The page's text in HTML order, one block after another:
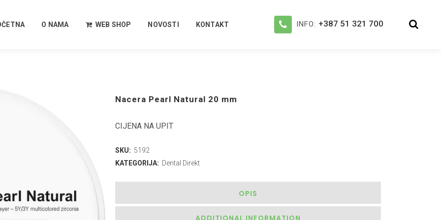
INFO: +387 51 321 700
O NAMA WEB SHOP NOVOSTI KONTAKT
Nacera Pearl Natural 20 mm
CIJENA NA UPIT
SKU: 5192
KATEGORIJA: Dental Direkt
OPIS
ADDITIONAL INFORMATION